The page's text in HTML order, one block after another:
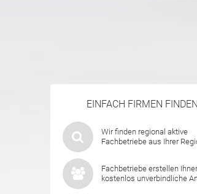
EINFACH FIRMEN FINDEN
Wir finden regional aktive
Fachbetriebe aus Ihrer
Fachbetriebe erstellen
kostenlos unverbindliche